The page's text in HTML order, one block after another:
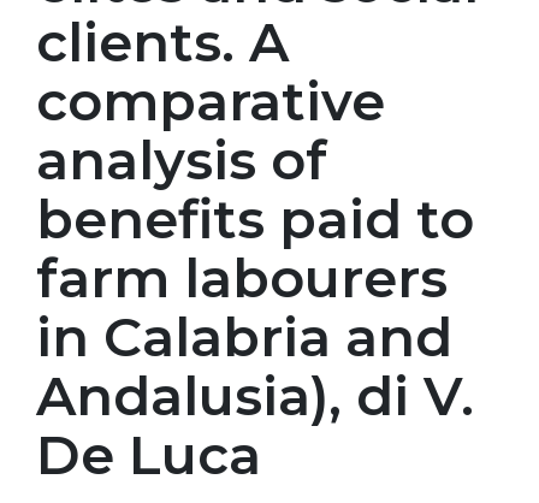
clients. A
comparative
analysis of
benefits paid to
farm labourers
in Calabria and
Andalusia), di V.
De Luca